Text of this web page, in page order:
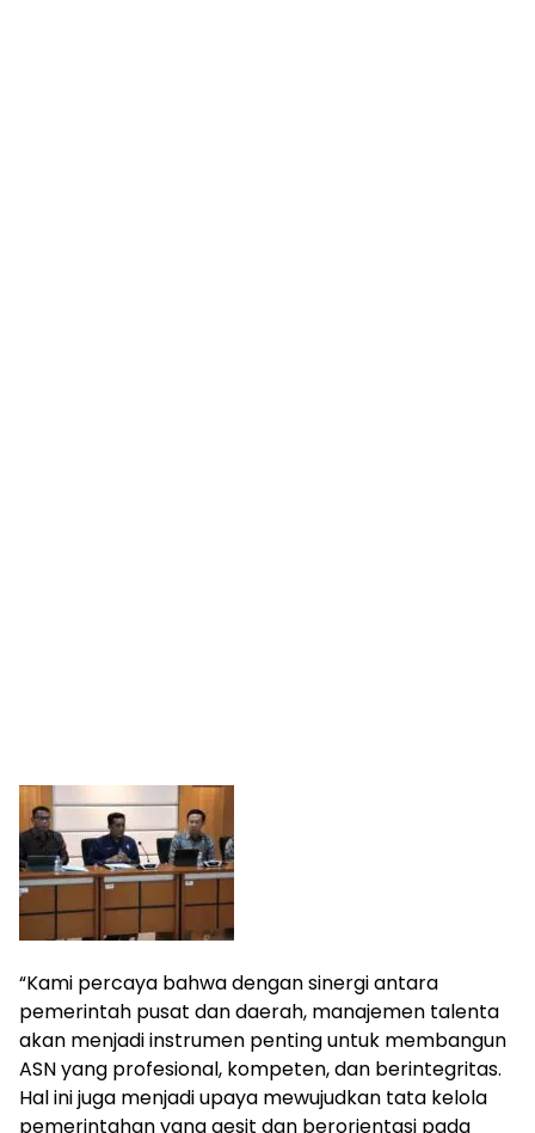
‎“Kami percaya bahwa dengan sinergi antara
pemerintah pusat dan daerah, manajemen talenta
akan menjadi instrumen penting untuk membangun
ASN yang profesional, kompeten, dan berintegritas.
Hal ini juga menjadi upaya mewujudkan tata kelola
pemerintahan yang gesit dan berorientasi pada